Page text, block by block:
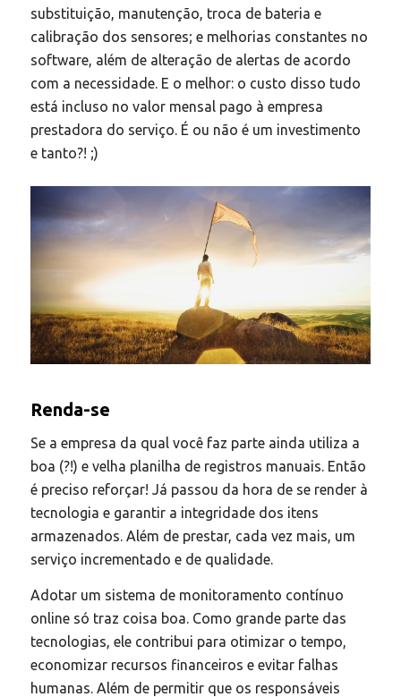
substituição, manutenção, troca de bateria e
calibração dos sensores; e melhorias constantes no
software, além de alteração de alertas de acordo
com a necessidade. E o melhor: o custo disso tudo
está incluso no valor mensal pago à empresa
prestadora do serviço. É ou não é um investimento
e tanto?! ;)
Renda-se
Se a empresa da qual você faz parte ainda utiliza a
boa (?!) e velha planilha de registros manuais. Então
é preciso reforçar! Já passou da hora de se render à
tecnologia e garantir a integridade dos itens
armazenados. Além de prestar, cada vez mais, um
serviço incrementado e de qualidade.
Adotar um sistema de monitoramento contínuo
online só traz coisa boa. Como grande parte das
tecnologias, ele contribui para otimizar o tempo,
economizar recursos financeiros e evitar falhas
humanas. Além de permitir que os responsáveis